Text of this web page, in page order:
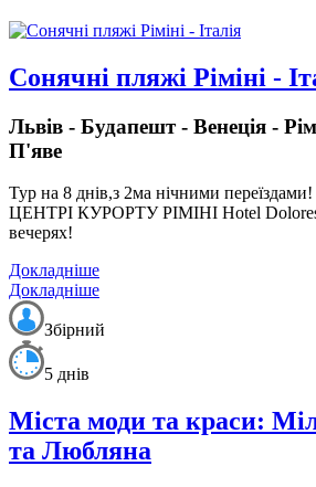
Сонячні пляжі Ріміні -
Львів - Будапешт - Венеція -
П'яве
Тур на 8 днів,з 2ма нічними переїздами!
ЦЕНТРІ КУРОРТУ РІМІНІ Hotel Dolores
вечерях!
Докладніше
Докладніше
Збірний
5 днів
Міста моди та краси:
та Любляна